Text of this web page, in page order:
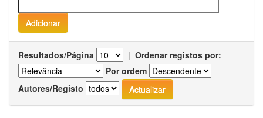
Resultados/Página | Ordenar registos por:
Por ordem
Autores/Registo